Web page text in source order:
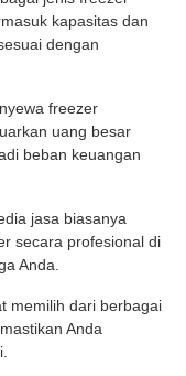
kapasitas dan
dengan
freezer
uang besar
beban keuangan
jasa biasanya
secara profesional di
Anda.
memilih dari berbagai
Anda